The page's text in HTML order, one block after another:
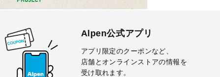
Alpen公式アプリ
アプリ限定のクーポンなど、
店舗とオンラインストアの情報を
受け取れます。